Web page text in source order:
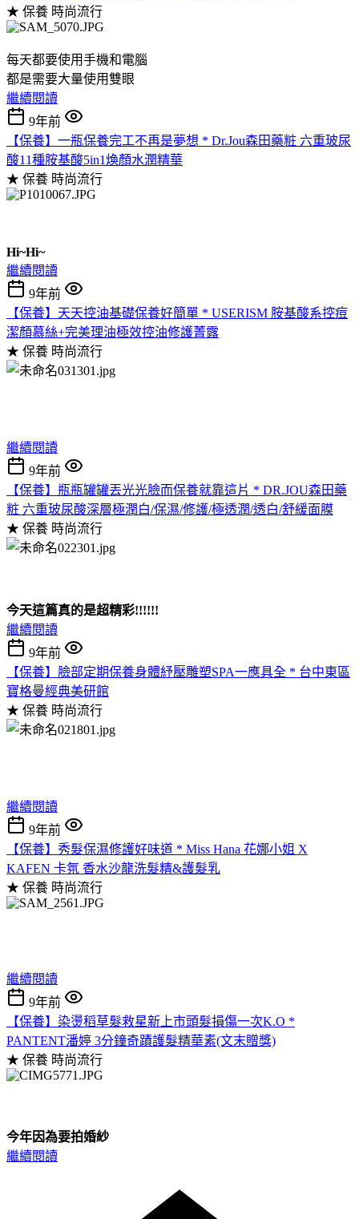
★ 保養 時尚流行
每天都要使用手機和電腦
都是需要大量使用雙眼
繼續閱讀
9年前
【保養】一瓶保養完工不再是夢想 * Dr.Jou森田藥粧 六重玻尿
酸11種胺基酸5in1煥顏水潤精華
★ 保養 時尚流行
Hi~Hi~
繼續閱讀
9年前
【保養】天天控油基礎保養好簡單 * USERISM 胺基酸系控痘
潔顏慕絲+完美理油極效控油修護菁露
★ 保養 時尚流行
繼續閱讀
9年前
【保養】瓶瓶罐罐丟光光臉而保養就靠這片 * DR.JOU森田藥
粧 六重玻尿酸深層極潤白/保濕/修護/極透潤/透白/舒緩面膜
★ 保養 時尚流行
今天這篇真的是超精彩!!!!!!
繼續閱讀
9年前
【保養】臉部定期保養身體紓壓雕塑SPA一應具全 * 台中東區
寶格曼經典美研館
★ 保養 時尚流行
繼續閱讀
9年前
【保養】秀髮保濕修護好味道 * Miss Hana 花娜小姐 X
KAFEN 卡氛 香水沙龍洗髮精&護髮乳
★ 保養 時尚流行
繼續閱讀
9年前
【保養】染燙稻草髮救星新上市頭髮損傷一次K.O *
PANTENT潘婷 3分鐘奇蹟護髮精華素(文末贈獎)
★ 保養 時尚流行
今年因為要拍婚紗
繼續閱讀